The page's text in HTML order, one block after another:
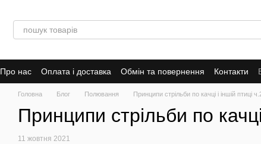
Про нас Оплата і доставка Обмін та повернення Контакти
Головна Блог Полювання Принципи стрільби по качці і іншій птиці
Принципи стрільби по
11 жовтня 2021